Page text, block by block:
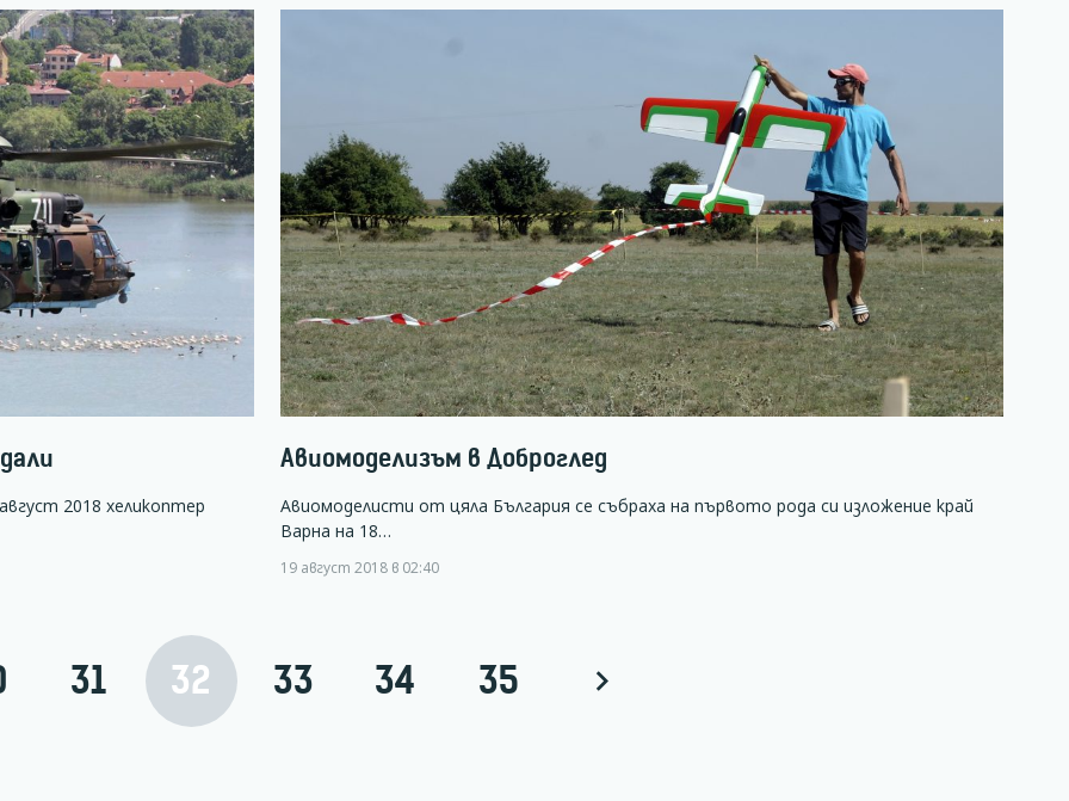
2018 хеликоптер
Авиомоделизъм в Доброглед
Авиомоделисти от цяла България се събраха на първото рода си изложение край
Варна на 18…
19 август 2018 в 02:40
31 32 33 34 35